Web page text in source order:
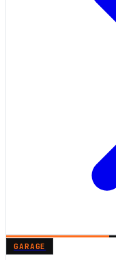
GARAGE